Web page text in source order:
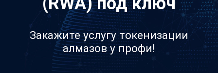
Закажите услугу токенизации
алмазов у профи!